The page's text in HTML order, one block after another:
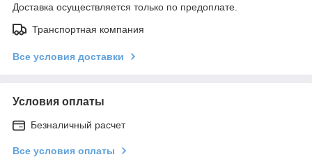
Доставка осуществляется только по предоплате.
Транспортная компания
Все условия доставки
Условия оплаты
Безналичный расчет
Все условия оплаты